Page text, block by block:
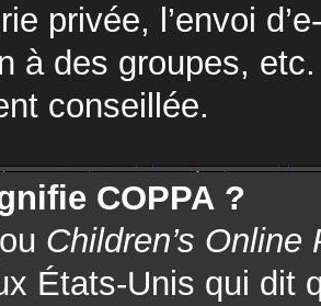
privée, l’envoi
à des groupes,
conseillée.
COPPA ?
Children’s
États-Unis qui dit